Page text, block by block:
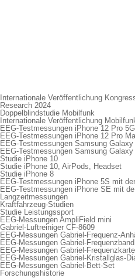
Internationale Veröffentlichung
Research 2024
Doppelblindstudie Mobilfunk
Internationale Veröffentlichung
EEG-Testmessungen iPhone 12 Pro
EEG-Testmessungen iPhone 12 Pro
EEG-Testmessungen Samsung
EEG-Testmessungen Samsung
Studie iPhone 10
Studie iPhone 10, AirPods, Headset
Studie iPhone 8
EEG-Testmessungen iPhone 5S mit
EEG-Testmessungen iPhone SE mit
Langzeitmessungen
Kraftfahrzeug-Studien
Studie Leistungssport
EEG-Messungen AmpliField mini
Gabriel-Luftreiniger CF-8609
EEG-Messungen Gabriel-Frequenz-
EEG-Messungen Gabriel-Frequenzband
EEG-Messungen Gabriel-Frequenzkarte
EEG-Messungen Gabriel-Kristallglas-
EEG-Messungen Gabriel-Bett-Set
Forschungshistorie